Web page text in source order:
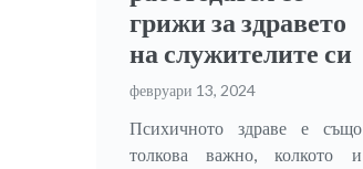
грижи за здравето
на служителите си
февруари 13, 2024
Психичното здраве е също
толкова важно, колкото и